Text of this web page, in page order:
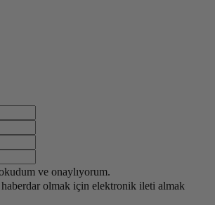
ve onaylıyorum.
olmak için elektronik ileti almak